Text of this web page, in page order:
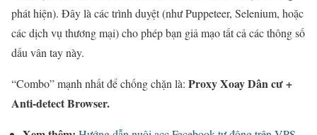
phát hiện). Đây là các trình duyệt (như Puppeteer, Selenium, hoặc
các dịch vụ thương mại) cho phép bạn giả mạo tất cả các thông số
dấu vân tay này.
“Combo” mạnh nhất để chống chặn là: Proxy Xoay Dân cư +
Anti-detect Browser.